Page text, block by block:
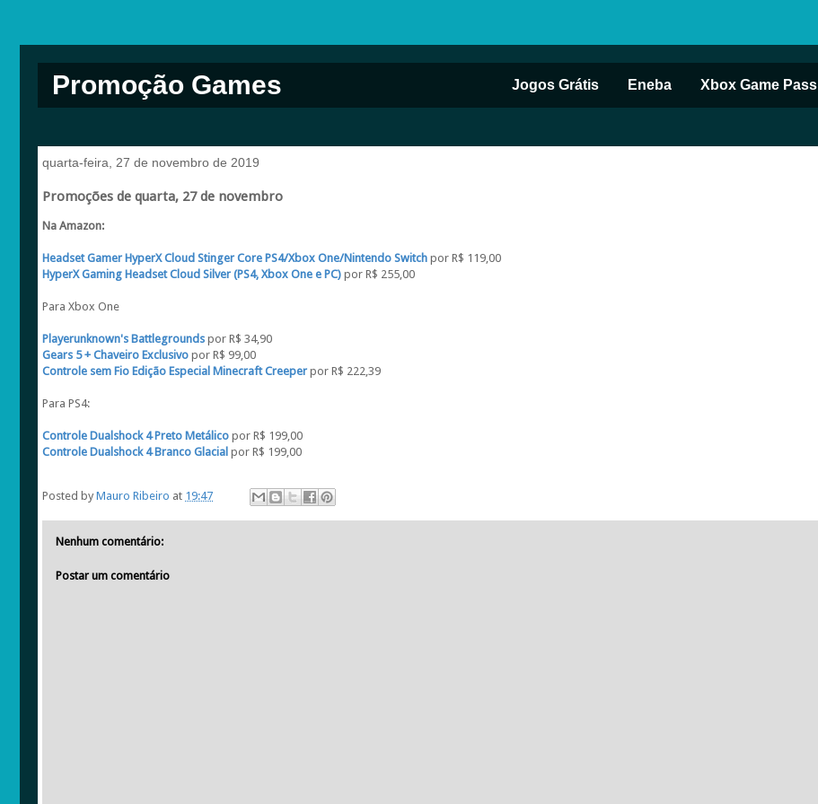
Promoção Games Jogos Grátis Eneba Xbox Game Pass
quarta-feira, 27 de novembro de 2019
Promoções de quarta, 27 de novembro
Na Amazon:
Headset Gamer HyperX Cloud Stinger Core PS4/Xbox One/Nintendo Switch por R$ 119,00
HyperX Gaming Headset Cloud Silver (PS4, Xbox One e PC) por R$ 255,00
Para Xbox One
Playerunknown's Battlegrounds por R$ 34,90
Gears 5 + Chaveiro Exclusivo por R$ 99,00
Controle sem Fio Edição Especial Minecraft Creeper por R$ 222,39
Para PS4:
Controle Dualshock 4 Preto Metálico por R$ 199,00
Controle Dualshock 4 Branco Glacial por R$ 199,00
Posted by Mauro Ribeiro at 19:47
Nenhum comentário:
Postar um comentário